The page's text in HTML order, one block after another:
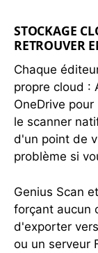
STOCKAGE
RETROUVER
Chaque
propre cloud :
OneDrive
le scanner
d'un point de
problème si
Genius Scan
forçant aucun
d'exporter
ou un serveur